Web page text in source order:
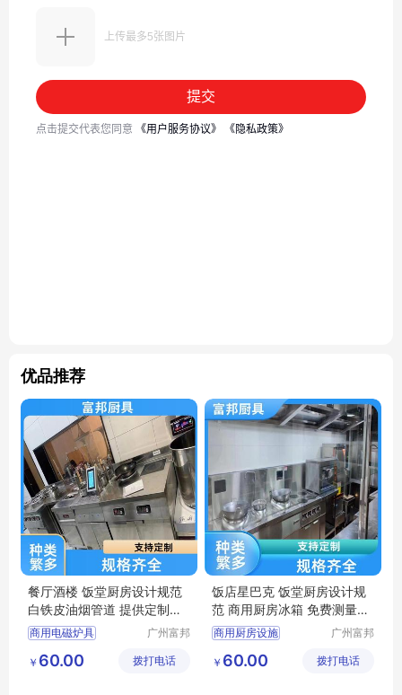
优品推荐
餐厅酒楼 饭堂厨房设计规范
白铁皮油烟管道 提供定制方
案 富邦
商用电磁炉具
饭堂电磁炉
广州富邦
工程有限
￥ 60.00 拨打电话
饭店星巴克 饭堂厨房设计规
范 商用厨房冰箱 免费测量安
装 富邦
商用厨房设施
厨具安装服务
广州富邦
工程有限
￥ 60.00 拨打电话